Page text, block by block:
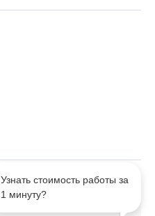
Узнать стоимость работы за
1 минуту?